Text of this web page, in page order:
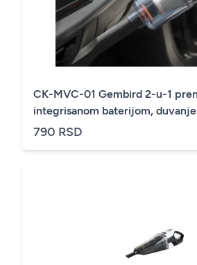
CK-MVC-01 Gembird 2-u-1
integrisanom baterijom,
790 RSD